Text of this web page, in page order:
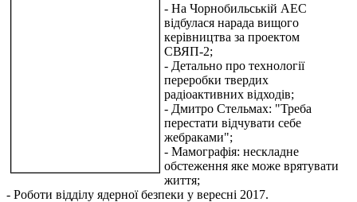
- На Чорнобильській АЕС
відбулася нарада вищого
керівництва за проектом
СВЯП-2;
- Детально про технології
переробки твердих
радіоактивних відходів;
- Дмитро Стельмах: "Треба
перестати відчувати себе
жебраками";
- Мамографія: нескладне
обстеження яке може врятувати
життя;
- Роботи відділу ядерної безпеки у вересні 2017.